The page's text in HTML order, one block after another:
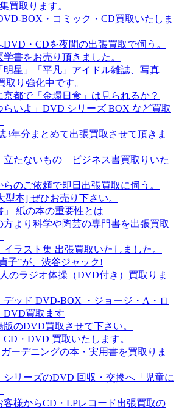
買取ります。
BOX・コミック・CD買取いたしま
・CDを夜間の出張買取で伺う。
書をお売り頂きました。
明星」「平凡」アイドル雑誌、写真
取り強化中です。
京都で「金環日食」は見られるか？
らいよ」DVD シリーズ BOX など買取
3年分まとめて出張買取させて頂きま
立たないもの ビジネス書買取りいた
のご依頼で即日出張買取に伺う。
型本] ぜひお売り下さい。
」 紙の本の重要性とは
方より科学や陶芸の専門書を出張買取
ラスト集 出張買取いたしました。
子”が、渋谷ジャック!
のラジオ体操（DVD付き）買取りま
デッド DVD-BOX ・ジョージ・A・ロ
DVD買取ます
版のDVD買取させて下さい。
・DVD 買取いたします。
ーデニングの本・実用書を買取りま
シリーズのDVD 回収・交換へ「児童に
客様からCD・LPレコード出張買取の